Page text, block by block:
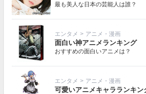
最も美人な日本の芸能人は誰？
エンタメ > アニメ・漫画
面白い神アニメランキング
おすすめの面白いアニメは？
エンタメ > アニメ・漫画
可愛いアニメキャラランキン